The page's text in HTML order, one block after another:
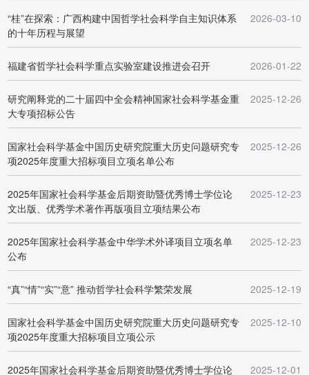
“桂”在探索：广西构建中国哲学社会科学自主知识体系
的十年历程与展望
2026-03-10
福建省哲学社会科学重点实验室建设推进会召开 2026-01-22
研究阐释党的二十届四中全会精神国家社会科学基金重
大专项招标公告
2025-12-26
国家社会科学基金中国历史研究院重大历史问题研究专
项2025年度重大招标项目立项名单公布
2025-12-26
2025年国家社会科学基金后期资助暨优秀博士学位论
文出版、优秀学术著作再版项目立项结果公布
2025-12-23
2025年国家社会科学基金中华学术外译项目立项名单
公布
2025-12-23
“真”“情”“实”“意” 推动哲学社会科学繁荣发展 2025-12-19
国家社会科学基金中国历史研究院重大历史问题研究专
项2025年度重大招标项目立项公示
2025-12-10
2025年国家社会科学基金后期资助暨优秀博士学位论 2025-12-01